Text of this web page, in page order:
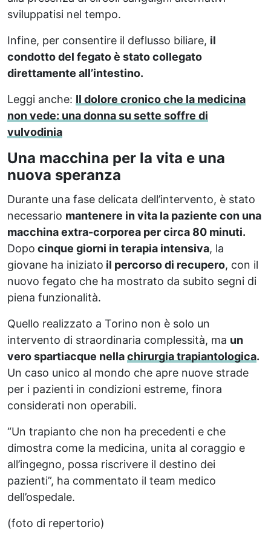
sviluppatisi nel tempo.
Infine, per consentire il deflusso biliare, il
condotto del fegato è stato collegato
direttamente all’intestino.
Leggi anche: Il dolore cronico che la medicina
non vede: una donna su sette soffre di
vulvodinia
Una macchina per la vita e una
nuova speranza
Durante una fase delicata dell’intervento, è stato
necessario mantenere in vita la paziente con una
macchina extra-corporea per circa 80 minuti.
Dopo cinque giorni in terapia intensiva, la
giovane ha iniziato il percorso di recupero, con il
nuovo fegato che ha mostrato da subito segni di
piena funzionalità.
Quello realizzato a Torino non è solo un
intervento di straordinaria complessità, ma un
vero spartiacque nellachirurgia trapiantologica.
Un caso unico al mondo che apre nuove strade
per i pazienti in condizioni estreme, finora
considerati non operabili.
“Un trapianto che non ha precedenti e che
dimostra come la medicina, unita al coraggio e
all’ingegno, possa riscrivere il destino dei
pazienti”, ha commentato il team medico
dell’ospedale.
(foto di repertorio)